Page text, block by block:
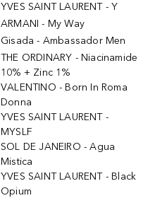
YVES SAINT LAURENT - Y
ARMANI - My Way
Gisada - Ambassador Men
THE ORDINARY - Niacinamide
10% + Zinc 1%
VALENTINO - Born In Roma
Donna
YVES SAINT LAURENT -
MYSLF
SOL DE JANEIRO - Agua
Mistica
YVES SAINT LAURENT - Black
Opium